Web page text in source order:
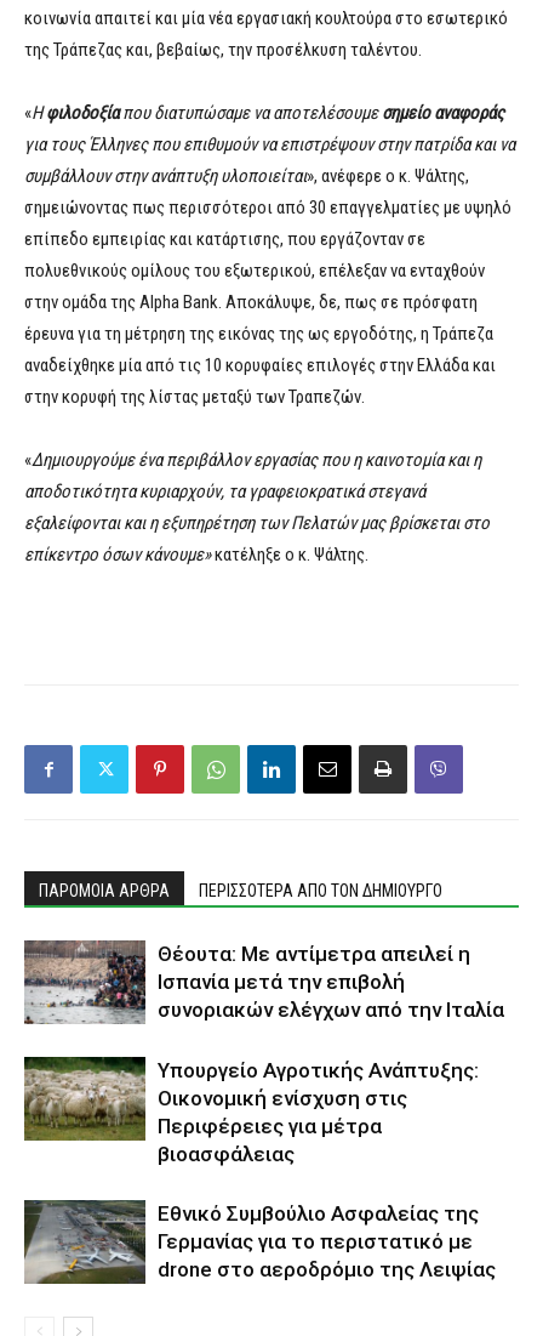
κοινωνία απαιτεί και μία νέα εργασιακή κουλτούρα στο εσωτερικό
της Τράπεζας και, βεβαίως, την προσέλκυση ταλέντου.
«Ηφιλοδοξίαπου διατυπώσαμε να αποτελέσουμεσημείο αναφοράς
για τους Έλληνες που επιθυμούν ναεπιστρέψουν στηνπατρίδα και να
συμβάλλουν στην ανάπτυξη υλοποιείται», ανέφερε ο κ. Ψάλτης,
σημειώνοντας πως περισσότεροι από 30 επαγγελματίες με υψηλό
επίπεδο εμπειρίας και κατάρτισης, που εργάζονταν σε
πολυεθνικούς ομίλους του εξωτερικού, επέλεξαν να ενταχθούν
στην ομάδα της Alpha Bank. Αποκάλυψε, δε, πως σε πρόσφατη
έρευνα για τη μέτρηση της εικόνας της ως εργοδότης, η Τράπεζα
αναδείχθηκε μία από τις 10 κορυφαίες επιλογές στην Ελλάδα και
στην κορυφή της λίστας μεταξύ των Τραπεζών.
«Δημιουργούμε ένα περιβάλλον εργασίας που η καινοτομία και η
αποδοτικότητα κυριαρχούν, τα γραφειοκρατικά στεγανά
εξαλείφονται και η εξυπηρέτηση των Πελατών μας βρίσκεται στο
επίκεντρο όσων κάνουμε»κατέληξε ο κ. Ψάλτης.
ΠΑΡΟΜΟΙΑ ΑΡΘΡΑ ΠΕΡΙΣΣΟΤΕΡΑ ΑΠΟ ΤΟΝ ΔΗΜΙΟΥΡΓΟ
Θέουτα: Με αντίμετρα απειλεί η
Ισπανία μετά την επιβολή
συνοριακών ελέγχων από την Ιταλία
Υπουργείο Αγροτικής Ανάπτυξης:
Οικονομική ενίσχυση στις
Περιφέρειες για μέτρα
βιοασφάλειας
Εθνικό Συμβούλιο Ασφαλείας της
Γερμανίας για το περιστατικό με
drone στο αεροδρόμιο της Λειψίας